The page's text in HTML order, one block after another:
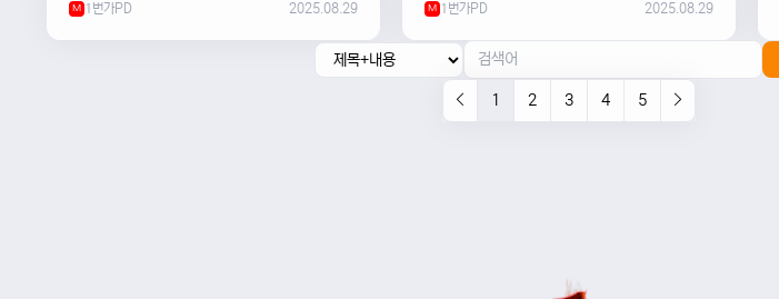
M 1번가PD 2025.08.29
#newmusic #music #여행 #trending
M 1번가PD 2025.08.29
1 2 3 4 5